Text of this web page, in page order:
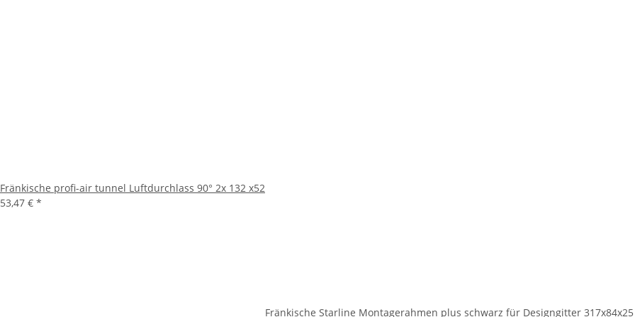
Fränkische profi-air tunnel Luftdurchlass 90° 2x 132 x52
53,47 € *
Fränkische Starline Montagerahmen plus schwarz für Designgitter